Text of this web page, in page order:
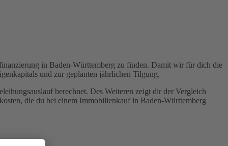
in Baden-Württemberg zu finden. Damit wir für dich die
und zur geplanten jährlichen Tilgung.
berechnet. Des Weiteren zeigt dir der Vergleich
die du bei einem Immobilienkauf in Baden-Württemberg